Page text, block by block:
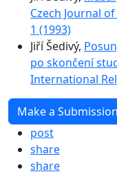
Czech Journal
1 (1993)
Jiří Šedivý,
po skončení
International
Make a Submission
post
share
share